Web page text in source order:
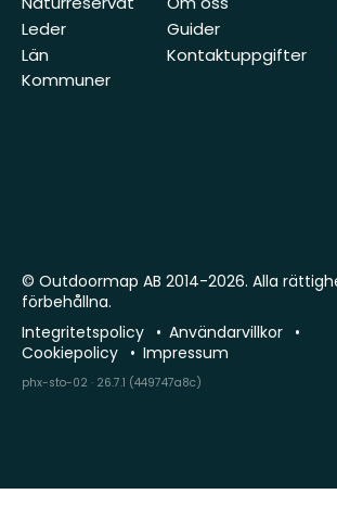
Leder
Län
Kommuner
Guider
Kontaktuppgifter
© Outdoormap AB 2014-2026. Alla
förbehållna.
Integritetspolicy
Användarvillkor
Cookiepolicy
Impressum
phx-sto-02 · 26.7.1 (449747a8c)